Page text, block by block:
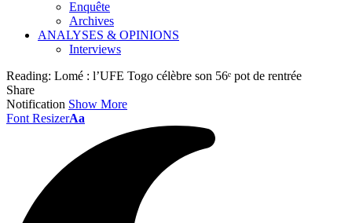
Enquête
Archives
ANALYSES & OPINIONS
Interviews
Reading: Lomé : l’UFE Togo célèbre son 56ᵉ pot de rentrée
Share
Notification Show More
Font ResizerAa